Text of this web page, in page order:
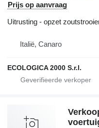
Prijs op aanvraag
Uitrusting - opzet
Italië, Canaro
ECOLOGICA 2000 S.r.l.